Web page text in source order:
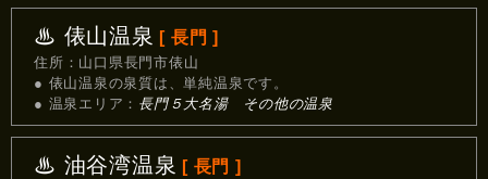
♨ 俵山温泉 [ 長門 ]
住所：山口県長門市俵山
● 俵山温泉の泉質は、単純温泉です。
● 温泉エリア： 長門５大名湯 その他の温泉
♨ 油谷湾温泉 [ 長門 ]